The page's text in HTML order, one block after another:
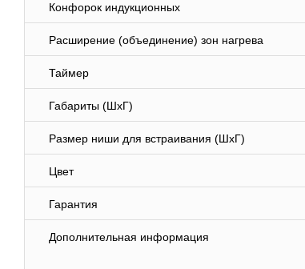
Конфорок индукционных
Расширение (объединение) зон нагрева
Таймер
Габариты (ШхГ)
Размер ниши для встраивания (ШхГ)
Цвет
Гарантия
Дополнительная информация